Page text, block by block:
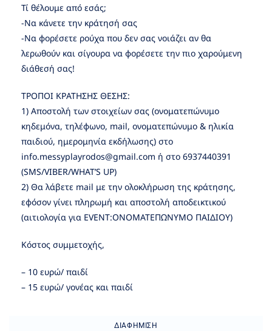
Τί θέλουμε από εσάς;
-Να κάνετε την κράτησή σας
-Να φορέσετε ρούχα που δεν σας νοιάζει αν θα
λερωθούν και σίγουρα να φορέσετε την πιο χαρούμενη
διάθεσή σας!
ΤΡΟΠΟΙ ΚΡΑΤΗΣΗΣ ΘΕΣΗΣ:
1) Αποστολή των στοιχείων σας (ονοματεπώνυμο
κηδεμόνα, τηλέφωνο, mail, ονοματεπώνυμο & ηλικία
παιδιού, ημερομηνία εκδήλωσης) στο
info.messyplayrodos@gmail.com ή στο 6937440391
(SMS/VIBER/WHAT’S UP)
2) Θα λάβετε mail με την ολοκλήρωση της κράτησης,
εφόσον γίνει πληρωμή και αποστολή αποδεικτικού
(αιτιολογία για EVENT:ΟΝΟΜΑΤΕΠΩΝΥΜΟ ΠΑΙΔΙΟΥ)
Κόστος συμμετοχής,
– 10 ευρώ/ παιδί
– 15 ευρώ/ γονέας και παιδί
ΔΙΑΦΉΜΙΣΗ